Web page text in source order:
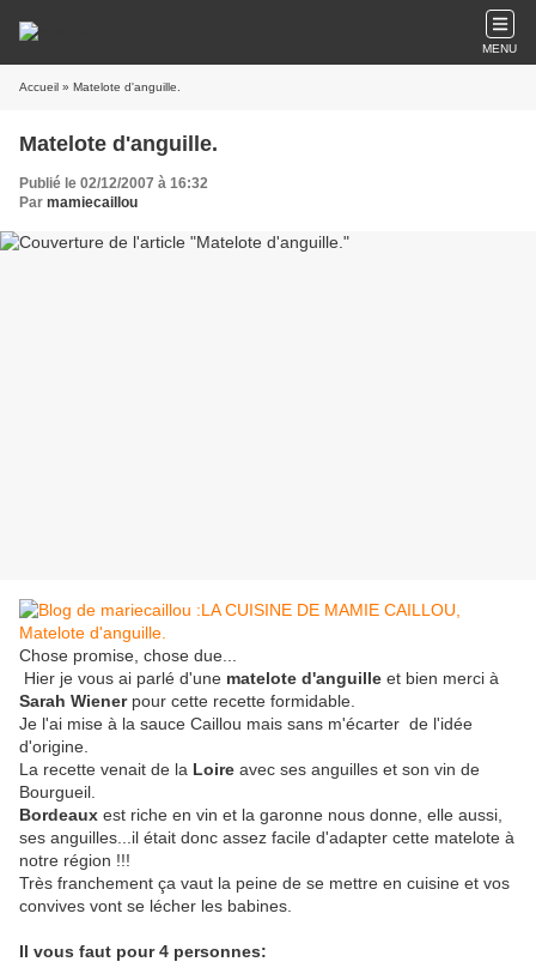
MENU
Accueil » Matelote d'anguille.
Matelote d'anguille.
Publié le 02/12/2007 à 16:32
Par mamiecaillou
Chose promise, chose due...
Hier je vous ai parlé d'une matelote d'anguille et bien merci à
Sarah Wienerpour cette recette formidable.
Je l'ai mise à la sauce Caillou mais sans m'écarter de l'idée
d'origine.
La recette venait de la Loire avec ses anguilles et son vin de
Bourgueil.
Bordeaux est riche en vin et la garonne nous donne, elle aussi,
ses anguilles...il était donc assez facile d'adapter cette matelote à
notre région !!!
Très franchement ça vaut la peine de se mettre en cuisine et vos
convives vont se lécher les babines.
Il vous faut pour 4 personnes: